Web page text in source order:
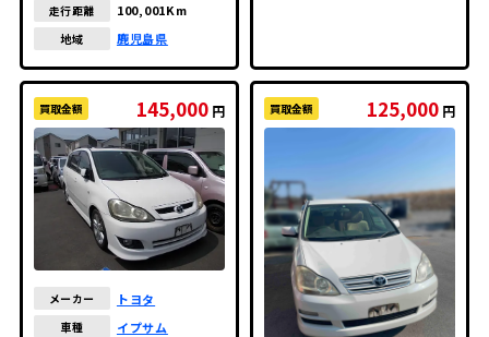
走行距離 100,001Km
地域 鹿児島県
買取金額 145,000 円
メーカー トヨタ
車種 イプサム
買取金額 125,000 円